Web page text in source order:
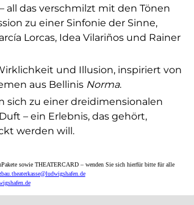
all das verschmilzt mit den Tönen
zu einer Sinfonie der Sinne,
Lorcas, Idea Vilariños und Rainer
und Illusion, inspiriert von
aus Bellinis Norma.
sich zu einer dreidimensionalen
– ein Erlebnis, das gehört,
werden will.
sowie THEATERCARD – wenden Sie sich hierfür bitte für alle